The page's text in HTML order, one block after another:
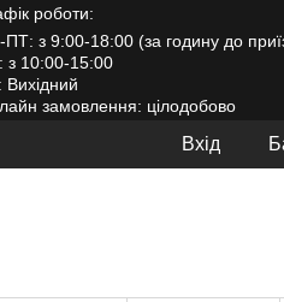
роботи:
з 9:00-18:00 (за годину до
з 10:00-15:00
Вихідний
замовлення: цілодобово
Вхід